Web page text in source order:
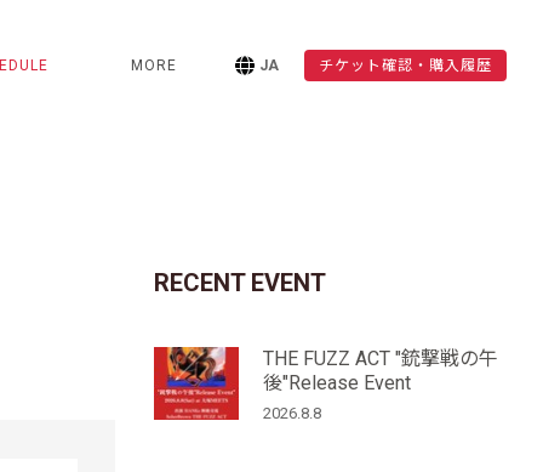
MORE JA チケット確認・購入履歴
RECENT EVENT
THE FUZZ ACT "銃撃戦の午
後"Release Event
2026.8.8